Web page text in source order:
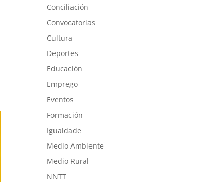
Conciliación
Convocatorias
Cultura
Deportes
Educación
Emprego
Eventos
Formación
Igualdade
Medio Ambiente
Medio Rural
NNTT